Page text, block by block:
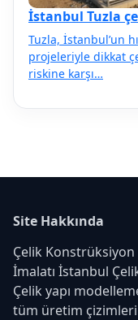
İstanbul Tuzla
Tuzla, İstanbul’un
projeleriyle dikkat
riskine karşı…
Site Hakkında
Çelik Konstrüksiyon
İmalatı İstanbul
Çelik yapı
tüm üretim